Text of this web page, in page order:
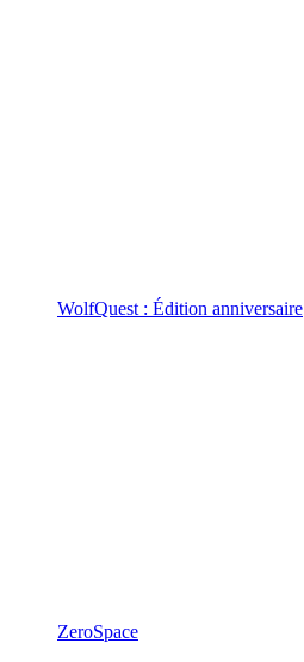
WolfQuest : Édition anniversaire
ZeroSpace